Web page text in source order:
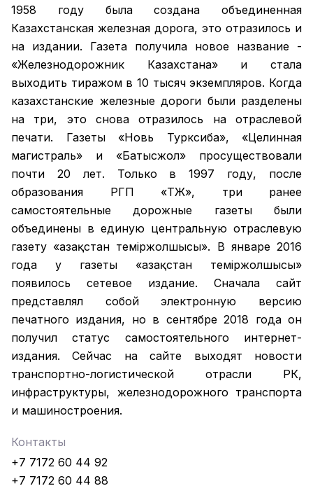
1958 году была создана объединенная
Казахстанская железная дорога, это отразилось и
на издании. Газета получила новое название -
«Железнодорожник Казахстана» и стала
выходить тиражом в 10 тысяч экземпляров. Когда
казахстанские железные дороги были разделены
на три, это снова отразилось на отраслевой
печати. Газеты «Новь Турксиба», «Целинная
магистраль» и «Батысжол» просуществовали
почти 20 лет. Только в 1997 году, после
образования РГП «ҚТЖ», три ранее
самостоятельные дорожные газеты были
объединены в единую центральную отраслевую
газету «Қазақстан темiржолшысы». В январе 2016
года у газеты «Қазақстан теміржолшысы»
появилось сетевое издание. Сначала сайт
представлял собой электронную версию
печатного издания, но в сентябре 2018 года он
получил статус самостоятельного интернет-
издания. Сейчас на сайте выходят новости
транспортно-логистической отрасли РК,
инфраструктуры, железнодорожного транспорта
и машиностроения.
Контакты
+7 7172 60 44 92
+7 7172 60 44 88